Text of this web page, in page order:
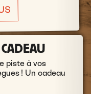
piste à vos
! Un cadeau